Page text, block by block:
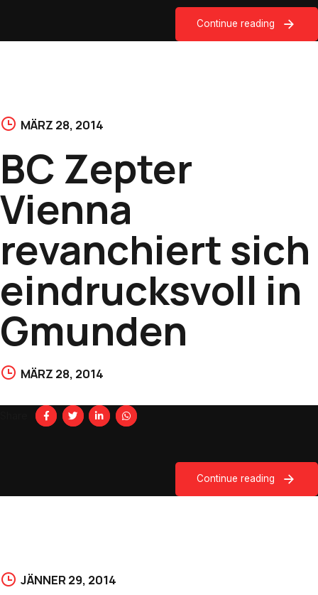
Continue reading
MÄRZ 28, 2014
BC Zepter
Vienna
revanchiert sich
eindrucksvoll in
Gmunden
MÄRZ 28, 2014
Continue reading
JÄNNER 29, 2014